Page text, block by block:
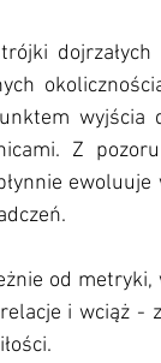
wyjścia
Z
od
i wciąż